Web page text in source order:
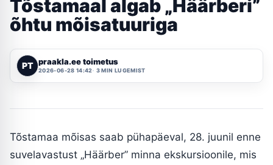
Tõstamaal algab „Häärberi”
õhtu mõisatuuriga
PT praakla.ee toimetus
2026-06-28 14:42 3 MIN LUGEMIST
Tõstamaa mõisas saab pühapäeval, 28. juunil enne
suvelavastust „Häärber” minna ekskursioonile, mis